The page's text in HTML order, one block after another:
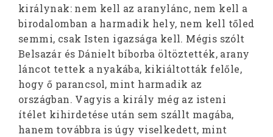
királynak: nem kell az aranylánc, nem kell a
birodalomban a harmadik hely, nem kell tőled
semmi, csak Isten igazsága kell. Mégis szólt
Belsazár és Dánielt bíborba öltöztették, arany
láncot tettek a nyakába, kikiáltották felőle,
hogy ő parancsol, mint harmadik az
országban. Vagyis a király még az isteni
ítélet kihirdetése után sem szállt magába,
hanem továbbra is úgy viselkedett, mint